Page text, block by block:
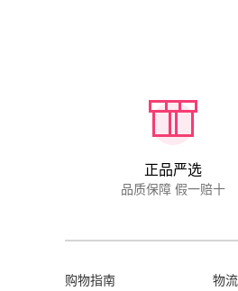
正品严选
品质保障 假一赔十
购物指南 物